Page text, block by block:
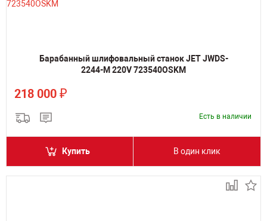
Барабанный шлифовальный станок JET JWDS-
2244-M 220V 723540OSKM
218 000 ₽
Есть в наличии
Купить В один клик